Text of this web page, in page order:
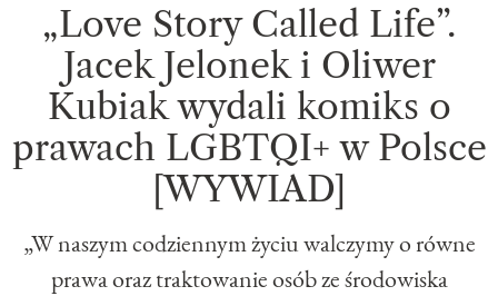
„Love Story Called Life”.
Jacek Jelonek i Oliwer
Kubiak wydali komiks o
prawach LGBTQI+ w Polsce
[WYWIAD]
„W naszym codziennym życiu walczymy o równe
prawa oraz traktowanie osób ze środowiska